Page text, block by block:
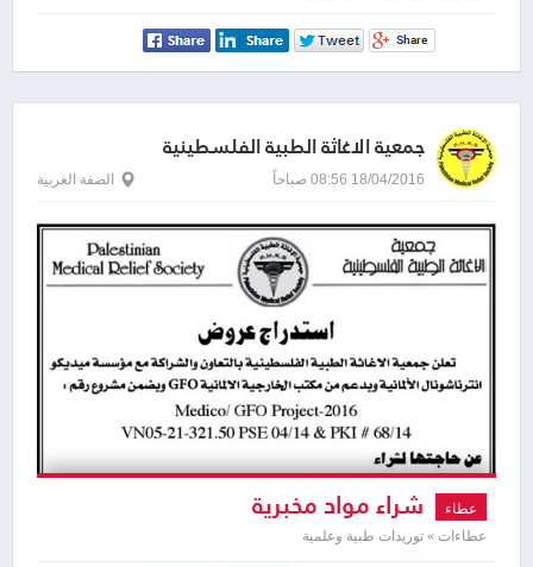
جمعية الاغاثة الطبية الفلسطينية
18/04/2016 08:56 صباحاً الضفة الغربية
عطاء شراء مواد مخبرية
عطاءات » توريدات طبية وعلمية